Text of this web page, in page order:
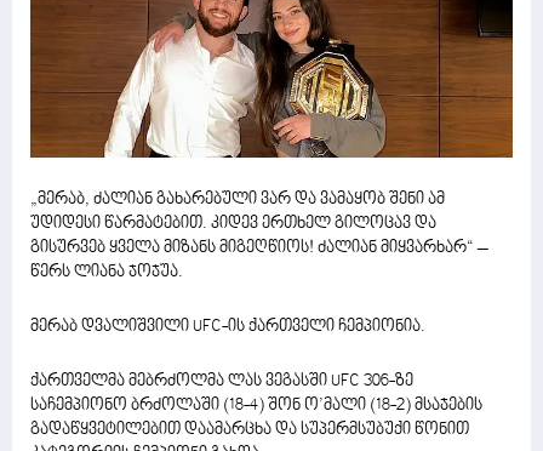
„მერაბ, ძალიან გახარებული ვარ და ვამაყობ შენი ამ
უდიდესი წარმატებით. კიდევ ერთხელ გილოცავ და
გისურვებ ყველა მიზანს მიგეღწიოს! ძალიან მიყვარხარ“ –
წერს ლიანა ჯოჯუა.
მერაბ დვალიშვილი UFC-ის ქართველი ჩემპიონია.
ქართველმა მებრძოლმა ლას ვეგასში UFC 306-ზე
საჩემპიონო ბრძოლაში (18-4) შონ ო’მალი (18-2) მსაჯების
გადაწყვეტილებით დაამარცხა და სუპერმსუბუქი წონით